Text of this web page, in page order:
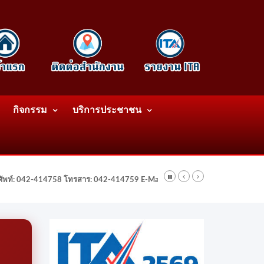
กิจกรรม บริการประชาชน
: 042-414758 โทรสาร: 042-414759 E-Mail: wattatnk@gmail.com